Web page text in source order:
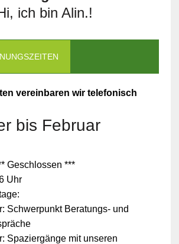
ich bin Alin.!
vereinbaren wir telefonisch
bis Februar
Geschlossen ***
Uhr
Schwerpunkt Beratungs- und
Spaziergänge mit unseren